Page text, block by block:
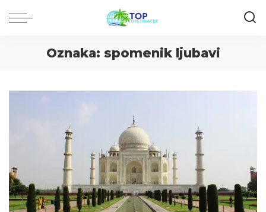
Oznaka: spomenik ljubavi